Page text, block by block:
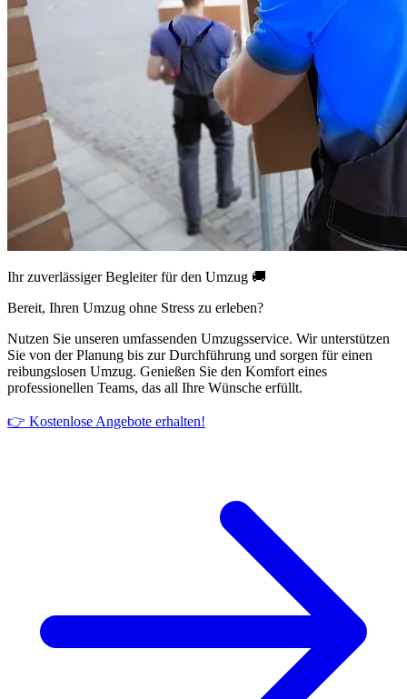
Ihr zuverlässiger Begleiter für den Umzug 🚚
Bereit, Ihren Umzug ohne Stress zu erleben?
Nutzen Sie unseren umfassenden Umzugsservice. Wir unterstützen
Sie von der Planung bis zur Durchführung und sorgen für einen
reibungslosen Umzug. Genießen Sie den Komfort eines
professionellen Teams, das all Ihre Wünsche erfüllt.
👉 Kostenlose Angebote erhalten!